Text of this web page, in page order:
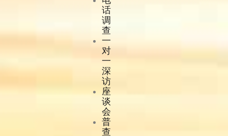
话
调
查
一
对
一
深
访
座
谈
会
普
查